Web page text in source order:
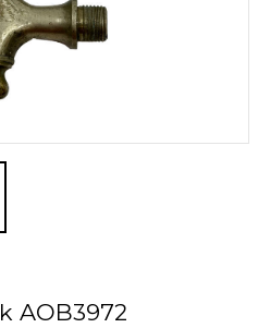
AOB3972